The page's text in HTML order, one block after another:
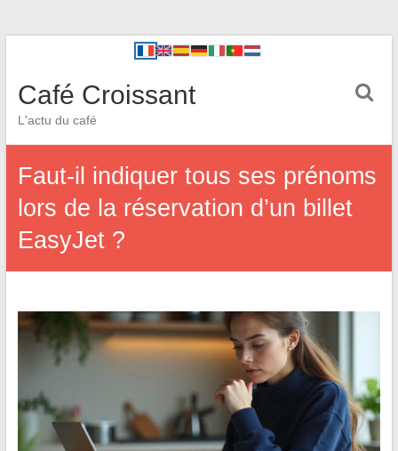
Café Croissant
L'actu du café
Faut-il indiquer tous ses prénoms
lors de la réservation d’un billet
EasyJet ?